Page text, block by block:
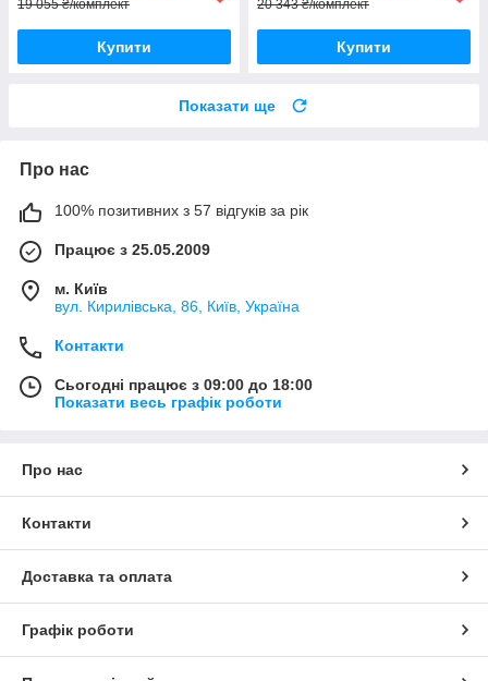
19 055 ₴/комплект
Купити
20 343 ₴/комплект
Купити
Показати ще
Про нас
100% позитивних з 57 відгуків за рік
Працює з 25.05.2009
м. Київ
вул. Кирилівська, 86, Київ, Україна
Контакти
Сьогодні працює з 09:00 до 18:00
Показати весь графік роботи
Про нас
Контакти
Доставка та оплата
Графік роботи